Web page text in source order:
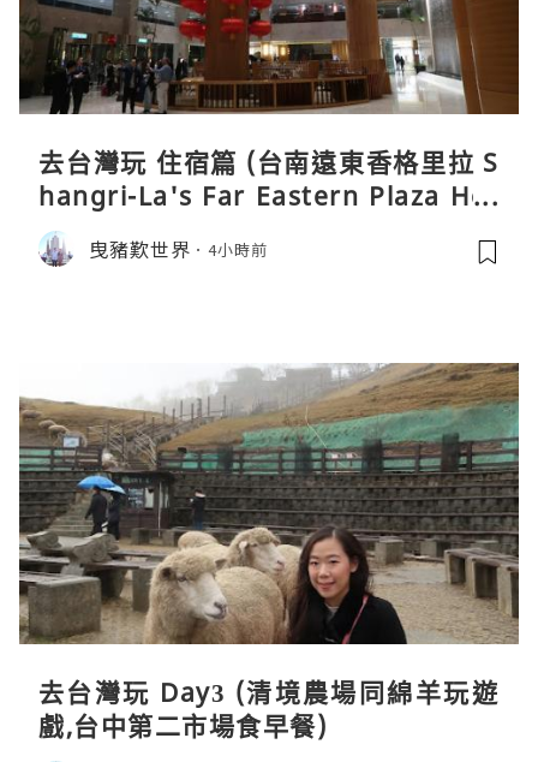
去台灣玩 住宿篇 (台南遠東香格里拉 S
hangri-La's Far Eastern Plaza Hot
el, Tainan)
曳豬歎世界 4小時前
去台灣玩 Day3 (清境農場同綿羊玩遊
戲,台中第二市場食早餐)